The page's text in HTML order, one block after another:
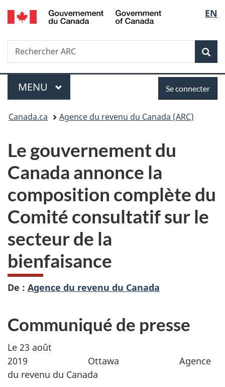
Passer
au
Passer
à
du
Passer
à
simplifiée
de
la
EN
Recherche
Rechercher
ARC
Menu
MENU PRINCIPAL
connecter
Se connecter
Vous
ici :
Canada.ca Agence du revenu du Canada (ARC)
Le gouvernement du
Canada annonce la
composition complète du
Comité consultatif sur le
secteur de la
bienfaisance
De : Agence du revenu du Canada
Communiqué de presse
Le 23 août
2019 Ottawa Agence
du revenu du Canada